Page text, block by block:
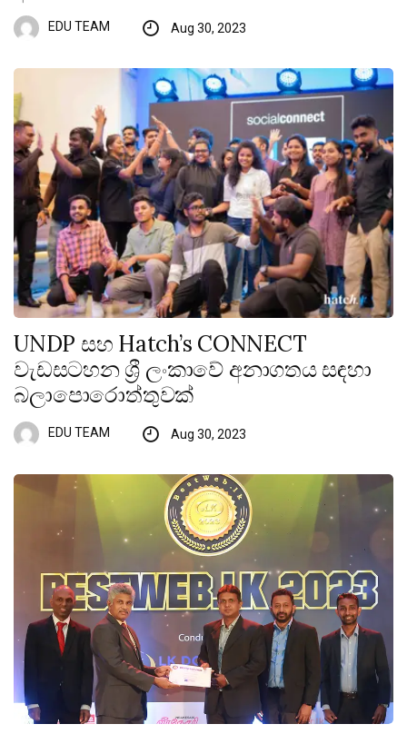
EDU TEAM Aug 30, 2023
UNDP සහ Hatch’s CONNECT
වැඩසටහන ශ්‍රී ලංකාවේ අනාගතය සඳහා
බලාපොරොත්තුවක්
EDU TEAM Aug 30, 2023